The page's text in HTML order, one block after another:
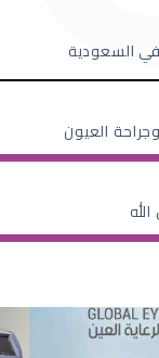
السعودية
العيون